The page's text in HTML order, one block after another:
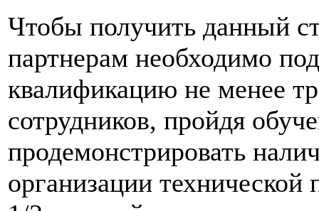
Чтобы получить данный
партнерам необходимо
квалификацию не менее
сотрудников, пройдя
продемонстрировать
организации технической